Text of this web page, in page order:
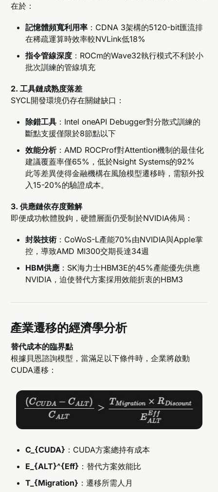
在於：
記憶體頻寬利用率 ：CDNA 3架構的5120-bit匯流排
在稀疏運算時效率較NVLink低18%
指令管線深度 ：ROCm的Wave32執行模式不利於小
批次訓練的管線填充
2. 工具鏈成熟度落差
SYCL開發環境仍存在關鍵缺口：
除錯工具 ：Intel oneAPI Debugger對分散式訓練的
斷點支援僅限於8節點以下
效能分析：AMD ROCProf對Attention機制的最佳化
建議覆蓋率僅65%，低於Nsight Systems的92%
此等差異使得金融機構在風險模型遷移時，需額外投
入15-20%的驗證成本。
3. 供應鏈依存度難解
即便成功軟體脫鉤，硬體層面仍受制於NVIDIA佈局：
封裝技術 ：CoWoS-L產能70%由NVIDIA與Apple掌
控，導致AMD MI300交期長達34週
HBM供應 ：SK海力士HBM3E的45%產能優先供應
NVIDIA，迫使替代方案採用效能折衷的HBM3
產業遷移的經濟學分析
替代成本的臨界點
根據貝恩諮詢模型，當滿足以下條件時，企業將啟動
CUDA遷移：
C_{CUDA} ：CUDA方案總持有成本
E_{ALT}^{Eff} ：替代方案效能比
T_{Migration} ：遷移所需人月